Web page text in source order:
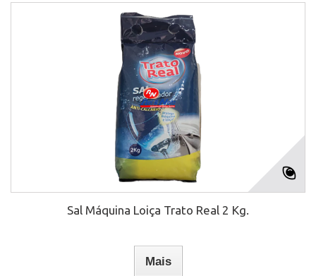
Sal Máquina Loiça Trato Real 2 Kg.
Mais